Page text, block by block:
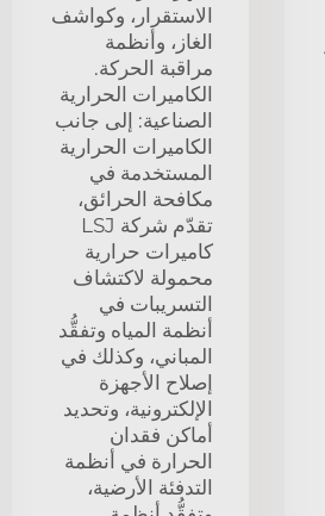
الاستقرار، وكواشف
الغاز، وأنظمة
مراقبة الحركة.
الكاميرات الحرارية
الصناعية: إلى جانب
الكاميرات الحرارية
المستخدمة في
مكافحة الحرائق،
تقدّم شركة LSJ
كاميرات حرارية
محمولة لاكتشاف
التسريبات في
أنظمة المياه وتفقُّد
المباني، وكذلك في
إصلاح الأجهزة
الإلكترونية، وتحديد
أماكن فقدان
الحرارة في أنظمة
التدفئة الأرضية،